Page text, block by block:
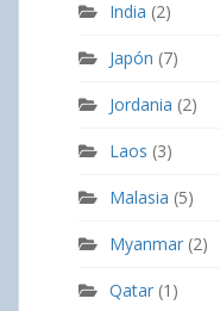
India (2)
Japón (7)
Jordania (2)
Laos (3)
Malasia (5)
Myanmar (2)
Qatar (1)